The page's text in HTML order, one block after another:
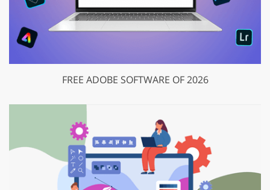
FREE ADOBE SOFTWARE OF 2026